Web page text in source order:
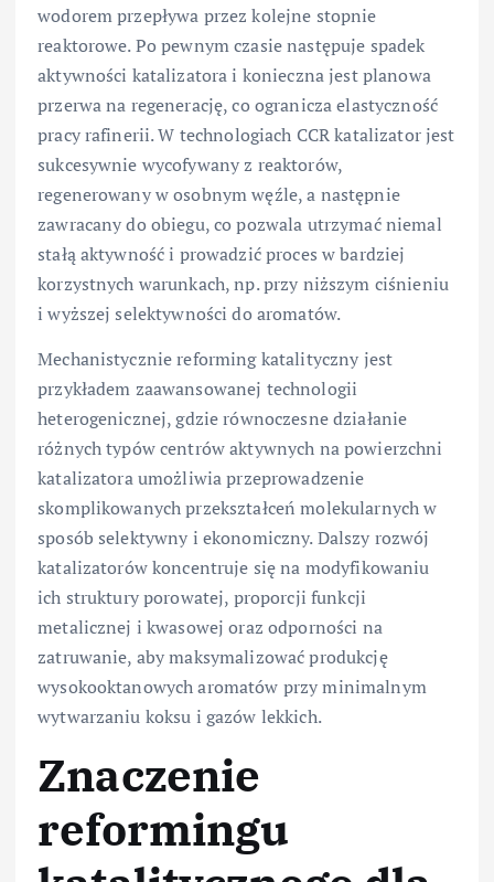
wodorem przepływa przez kolejne stopnie
reaktorowe. Po pewnym czasie następuje spadek
aktywności katalizatora i konieczna jest planowa
przerwa na regenerację, co ogranicza elastyczność
pracy rafinerii. W technologiach CCR katalizator jest
sukcesywnie wycofywany z reaktorów,
regenerowany w osobnym węźle, a następnie
zawracany do obiegu, co pozwala utrzymać niemal
stałą aktywność i prowadzić proces w bardziej
korzystnych warunkach, np. przy niższym ciśnieniu
i wyższej selektywności do aromatów.
Mechanistycznie reforming katalityczny jest
przykładem zaawansowanej technologii
heterogenicznej, gdzie równoczesne działanie
różnych typów centrów aktywnych na powierzchni
katalizatora umożliwia przeprowadzenie
skomplikowanych przekształceń molekularnych w
sposób selektywny i ekonomiczny. Dalszy rozwój
katalizatorów koncentruje się na modyfikowaniu
ich struktury porowatej, proporcji funkcji
metalicznej i kwasowej oraz odporności na
zatruwanie, aby maksymalizować produkcję
wysokooktanowych aromatów przy minimalnym
wytwarzaniu koksu i gazów lekkich.
Znaczenie
reformingu